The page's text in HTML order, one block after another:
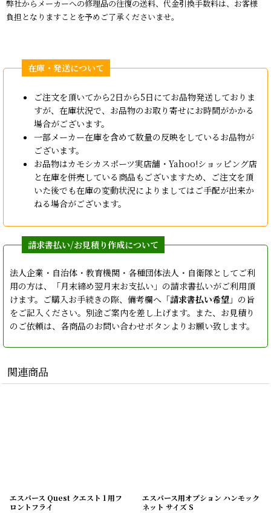
弊社からメーカーへの修理品の往復の送料、代金引換手数料は、お客様
負担となりますことを予めご了承くださいませ。
ご注文を頂いてから2日から5日にてお品物発送しておりま
すが、在庫状況で、お品物のお取り寄せにお時間がかかる
場合がございます。
一部メーカー在庫を含めて数量の反映をしているお品物が
ございます。
お品物はカモシカスポーツ実店舗・Yahoo!ショッピング店
と在庫を併売している商品もございますため、ご注文を頂
いた後でも在庫の変動状況によりましてはご手配が出来か
ねる場合がございます。
法人企業・自治体・教育機関・各種団体法人・自衛隊としてご利
用の方は、「月末締め翌月末お支払い」の請求書払いがご利用頂
けます。ご購入お手続きの際、備考欄へ「請求書払い希望 」の旨
をご記入ください。別途ご案内を差し上げます。また、お見積り
のご依頼は、各商品のお問い合わせボタンよりお願い致します。
関連商品
エスパース Quest クエスト 1 用フ
ロントフライ
エスパース用オプション ハンモック
ネット サイズ S